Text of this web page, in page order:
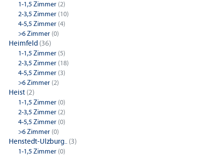
1-1,5 Zimmer (2)
2-3,5 Zimmer (10)
4-5,5 Zimmer (4)
>6 Zimmer (0)
Heimfeld (36)
1-1,5 Zimmer (5)
2-3,5 Zimmer (18)
4-5,5 Zimmer (3)
>6 Zimmer (2)
Heist (2)
1-1,5 Zimmer (0)
2-3,5 Zimmer (2)
4-5,5 Zimmer (0)
>6 Zimmer (0)
Henstedt-Ulzburg.. (3)
1-1,5 Zimmer (0)